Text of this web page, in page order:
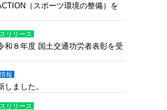
（スポーツ環境の整備）を
リリース
和８年度 国土交通功労者表彰を受
報
ました。
リリース